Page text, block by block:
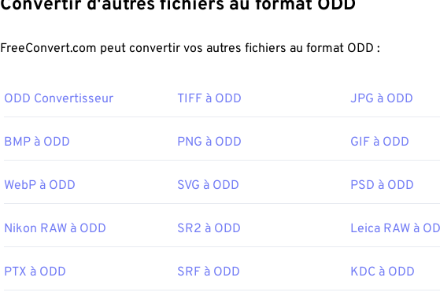
format DCR est toujours pris en charge par de nombreux appareils photo
Comment ouvrir un fichier DCR ?
toujours disponible, il est important de noter que Kodak a abandonné ce
XnView MPest une alternative gratuite pour ouvrir un fichier DCR, compatible
courants. Cependant, dans la plupart des cas, il est simplement converti au
Développé par : Kodak
Convertir d'autres fichiers au format ODD
FreeConvert.com peut convertir vos autres fichiers au format ODD :
ODD Convertisseur TIFF à ODD JPG à ODD
BMP à ODD PNG à ODD GIF à ODD
WebP à ODD SVG à ODD PSD à ODD
Nikon RAW à ODD SR2 à ODD Leica RAW à
PTX à ODD SRF à ODD KDC à ODD